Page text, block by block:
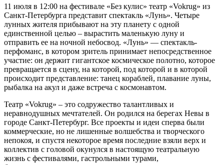
11 июля в 12:00 на фестивале «Без кулис» театр «Vokrug» из
Санкт-Петербурга представит спектакль «Лунь». Четыре
лунных жителя прибывают на эту планету с одной
единственной целью – вырастить маленькую луну и
отправить ее на ночной небосвод. «Лунь» — спектакль-
перфоманс, в котором зритель принимает непосредственное
участие: он держит гигантское космическое полотно, которое
превращается в сцену, на которой, под которой и в которой
происходит представление: танец кораблей, плавание луны,
рыбалка на акул и даже встреча с космонавтом.
Театр «Vokrug» – это содружество талантливых и
неравнодушных мечтателей. Он родился на берегах Невы в
городе Санкт-Петербург. Все проекты и идеи сперва были
коммерческие, но не лишенные волшебства и творческого
непокоя, и спустя некоторое время последние взяли верх и
коллектив с головой окунулся в настоящую театральную
жизнь с фестивалями, гастрольными турами,